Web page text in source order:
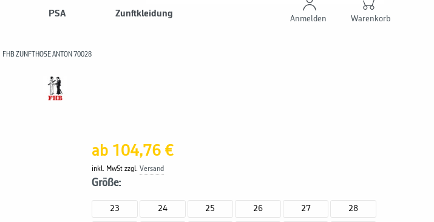
PSA Zunftkleidung
Anmelden Warenkorb
FHB ZUNFTHOSE ANTON 70028
ab 104,76 €
inkl. MwSt zzgl.Versand
Größe:
23 24 25 26 27 28